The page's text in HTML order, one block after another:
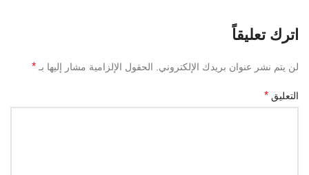
اترك تعليقاً
لن يتم نشر عنوان بريدك الإلكتروني. الحقول الإلزامية مشار إليها بـ *
التعليق *